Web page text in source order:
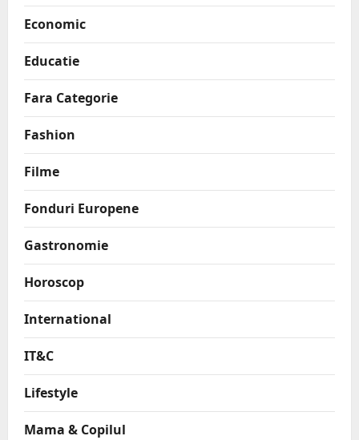
Economic
Educatie
Fara Categorie
Fashion
Filme
Fonduri Europene
Gastronomie
Horoscop
International
IT&C
Lifestyle
Mama & Copilul